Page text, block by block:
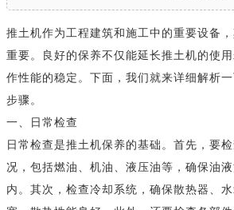
推土机作为工程建筑和施工中的重要设备
重要。良好的保养不仅能延长推土机的使
作性能的稳定。下面，我们就来详细解析
步骤。
一、日常检查
日常检查是推土机保养的基础。首先，要
况，包括燃油、机油、液压油等，确保油
内。其次，检查冷却系统，确保散热器、